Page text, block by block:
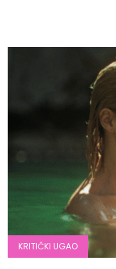
KRITIČKI UGAO